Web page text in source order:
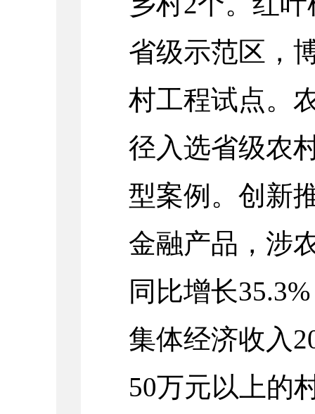
省级示范区，
村工程试点。
径入选省级农
型案例。创新
金融产品，涉
同比增长
集体经济收入
50万元以上的